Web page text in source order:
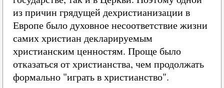
из причин грядущей дехристианизации в
Европе было духовное несоответствие жизни
самих христиан декларируемым
христианским ценностям. Проще было
отказаться от христианства, чем продолжать
формально "играть в христианство".